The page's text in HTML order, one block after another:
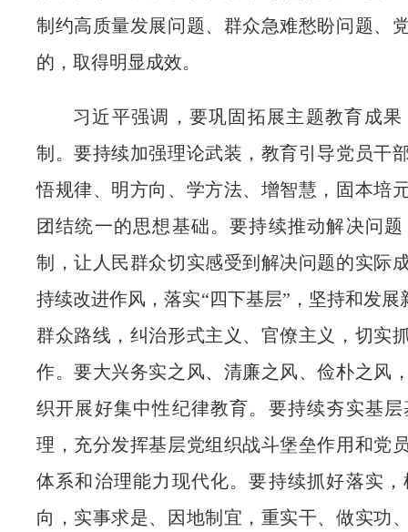
制约高质量发展问题、群众急难愁盼问题、
的，取得明显成效。
习近平强调，要巩固拓展主题教育成
制。要持续加强理论武装，教育引导党员干
悟规律、明方向、学方法、增智慧，固本培
团结统一的思想基础。要持续推动解决问
制，让人民群众切实感受到解决问题的实际
持续改进作风，落实“四下基层”，坚持和发
群众路线，纠治形式主义、官僚主义，切实
作。要大兴务实之风、清廉之风、俭朴之风
织开展好集中性纪律教育。要持续夯实基
理，充分发挥基层党组织战斗堡垒作用和党
体系和治理能力现代化。要持续抓好落实
向，实事求是、因地制宜，重实干、做实功